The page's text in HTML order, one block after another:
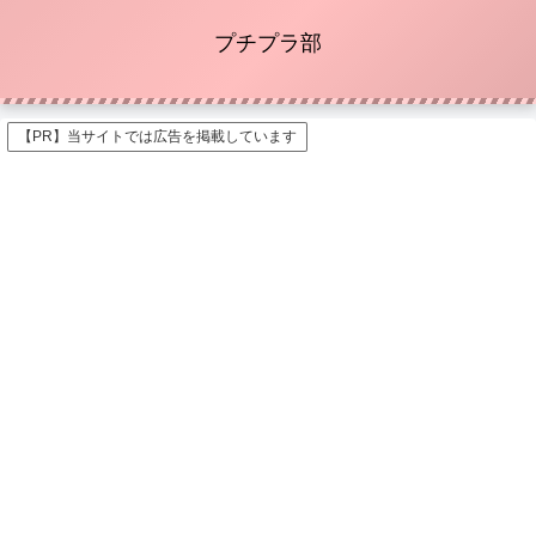
プチプラ部
【PR】当サイトでは広告を掲載しています